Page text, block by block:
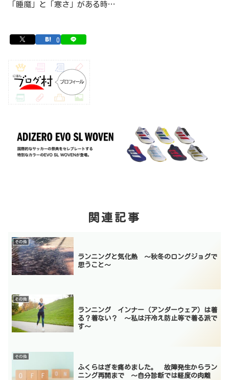
「睡魔」と「寒さ」がある時…
0
関連記事
その他
ランニングと気化熱 〜秋冬のロングジョグで
思うこと〜
その他
ランニング インナー（アンダーウェア）は着
る？着ない？ 〜私は汗冷え防止等で着る派で
す〜
その他
ふくらはぎを痛めました。 故障発生からラン
ニング再開まで 〜自分診断では軽度の肉離